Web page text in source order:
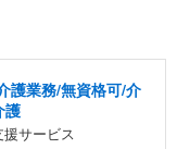
護業務/無資格可/介
護
サービス